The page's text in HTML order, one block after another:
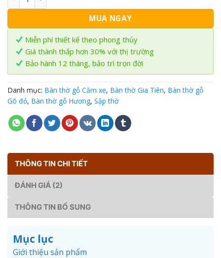
MUA NGAY
Miễn phí thiết kế theo phong thủy
Giá thành thấp hơn 30% với thị trường
Bảo hành 12 tháng, bảo trì trọn đời
Danh mục: Bàn thờ gỗ Căm xe, Bàn thờ Gia Tiên, Bàn thờ gỗ
Gõ đỏ, Bàn thờ gỗ Hương, Sập thờ
THÔNG TIN CHI TIẾT
ĐÁNH GIÁ (2)
THÔNG TIN BỔ SUNG
Mục lục
Giới thiệu sản phẩm